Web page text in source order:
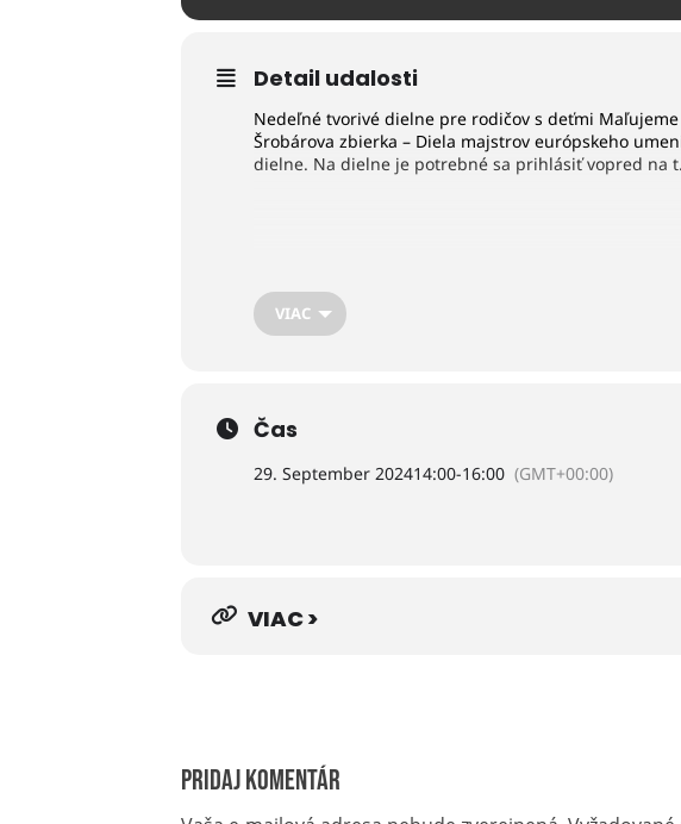
Detail udalosti
Nedeľné tvorivé dielne pre rodičov s deťmi
Šrobárova zbierka – Diela majstrov európskeho
dielne. Na dielne je potrebné sa prihlásiť vopred na
VIAC
Čas
29. September 202414:00-16:00 (GMT+00:00)
VIAC >
Pridaj komentár